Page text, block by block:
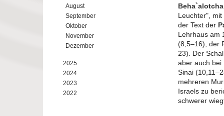
August
September
Oktober
November
Dezember
2025
2024
2023
2022
Leuchter",
der Text der
Lehrhaus am
(8,5–16), der
23). Der
aber auch bei
Sinai
mehreren
Israels zu
schwerer